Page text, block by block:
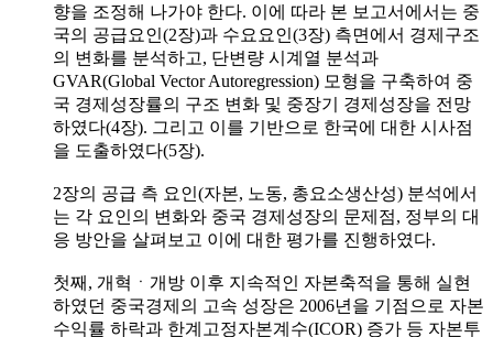
향을 조정해 나가야 한다. 이에 따라 본 보고서에서는 중
국의 공급요인(2장)과 수요요인(3장) 측면에서 경제구조
의 변화를 분석하고, 단변량 시계열 분석과
GVAR(Global Vector Autoregression) 모형을 구축하여 중
국 경제성장률의 구조 변화 및 중장기 경제성장을 전망
하였다(4장). 그리고 이를 기반으로 한국에 대한 시사점
을 도출하였다(5장).
2장의 공급 측 요인(자본, 노동, 총요소생산성) 분석에서
는 각 요인의 변화와 중국 경제성장의 문제점, 정부의 대
응 방안을 살펴보고 이에 대한 평가를 진행하였다.
첫째, 개혁ㆍ개방 이후 지속적인 자본축적을 통해 실현
하였던 중국경제의 고속 성장은 2006년을 기점으로 자본
수익률 하락과 한계고정자본계수(ICOR) 증가 등 자본투